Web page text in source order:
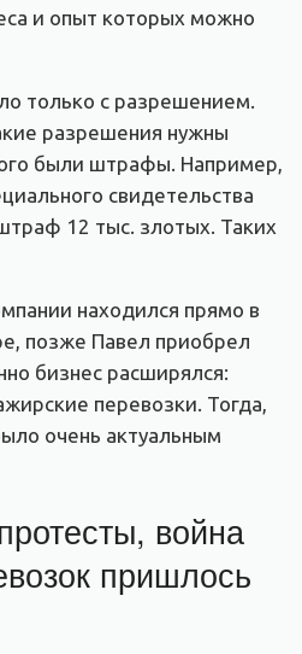
и опыт которых можно
только с разрешением.
разрешения нужны
были штрафы. Например,
свидетельства
12 тыс. злотых. Таких
находился прямо в
позже Павел приобрел
бизнес расширялся:
перевозки. Тогда,
очень актуальным
война
пришлось